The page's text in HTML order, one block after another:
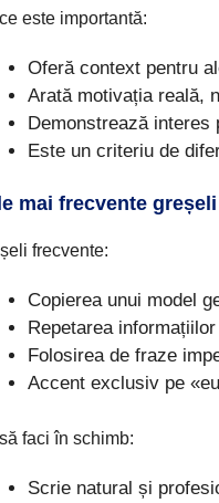
este importantă:
Oferă context pentru
Arată motivația reală,
Demonstrează interes
Este un criteriu de
mai frecvente
frecvente:
Copierea unui model
Repetarea
Folosirea de fraze
Accent exclusiv pe
faci în schimb:
Scrie natural și